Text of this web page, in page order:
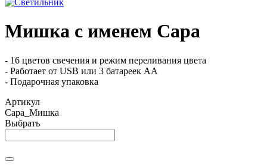
Мишка с именем Сара
- 16 цветов свечения и режим переливания цвета
- Работает от USB или 3 батареек АА
- Подарочная упаковка
Артикул
Сара_Мишка
Выбрать